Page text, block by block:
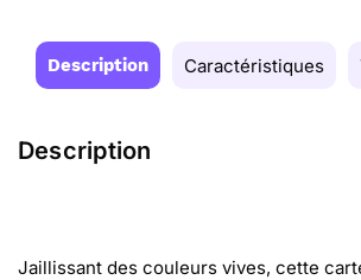
Description Caractéristiques
Description
Jaillissant des couleurs vives, cette